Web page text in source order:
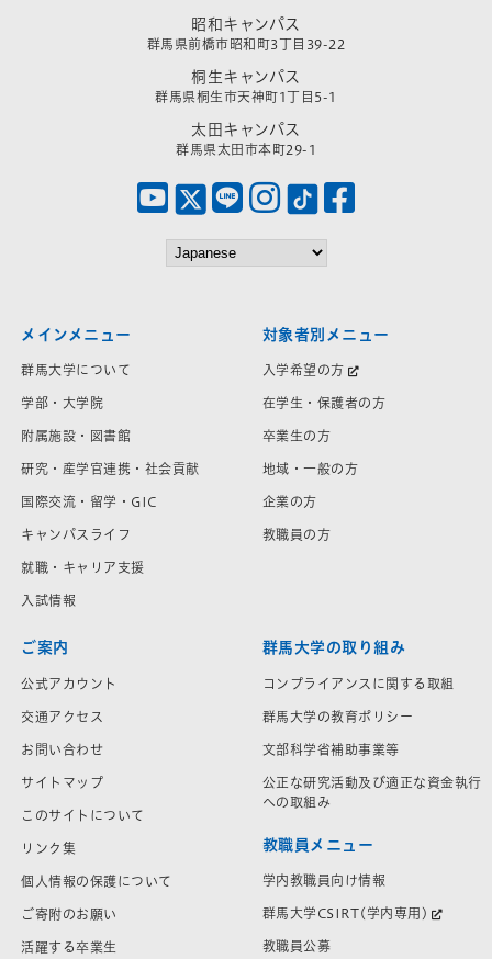
昭和キャンパス
群馬県前橋市昭和町3丁目39-22
桐生キャンパス
群馬県桐生市天神町1丁目5-1
太田キャンパス
群馬県太田市本町29-1
メインメニュー
群馬大学について
学部・大学院
附属施設・図書館
研究・産学官連携・社会貢献
国際交流・留学・GIC
キャンパスライフ
就職・キャリア支援
入試情報
対象者別メニュー
入学希望の方
在学生・保護者の方
卒業生の方
地域・一般の方
企業の方
教職員の方
ご案内
公式アカウント
交通アクセス
お問い合わせ
サイトマップ
このサイトについて
リンク集
個人情報の保護について
ご寄附のお願い
活躍する卒業生
群馬大学の取り組み
コンプライアンスに関する取組
群馬大学の教育ポリシー
文部科学省補助事業等
公正な研究活動及び適正な資金執行
への取組み
教職員メニュー
学内教職員向け情報
群馬大学CSIRT(学内専用)
教職員公募